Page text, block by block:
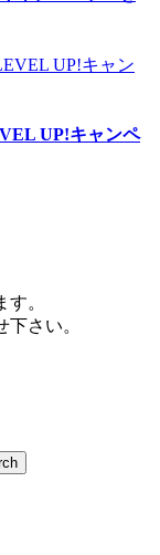
UP!キャンペ
。
さい。